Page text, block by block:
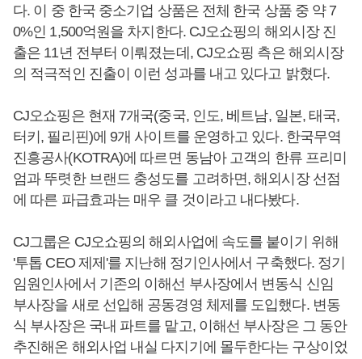
다. 이 중 한국 중소기업 상품은 전체 한국 상품 중 약 7
0%인 1,500억원을 차지한다. CJ오쇼핑의 해외시장 진
출은 11년 전부터 이뤄졌는데, CJ오쇼핑 측은 해외시장
의 적극적인 진출이 이런 성과를 내고 있다고 밝혔다.
CJ오쇼핑은 현재 7개국(중국, 인도, 베트남, 일본, 태국,
터키, 필리핀)에 9개 사이트를 운영하고 있다. 한국무역
진흥공사(KOTRA)에 따르면 동남아 고객의 한류 프리미
엄과 뚜렷한 브랜드 충성도를 고려하면, 해외시장 선점
에 따른 파급효과는 매우 클 것이라고 내다봤다.
CJ그룹은 CJ오쇼핑의 해외사업에 속도를 붙이기 위해
'투톱 CEO 제제'를 지난해 정기인사에서 구축했다. 정기
임원인사에서 기존의 이해선 부사장에서 변동식 신임
부사장을 새로 선입해 공동경영 체제를 도입했다. 변동
식 부사장은 국내 파트를 맡고, 이해선 부사장은 그 동안
추진해온 해외사업 내실 다지기에 몰두한다는 구상이었